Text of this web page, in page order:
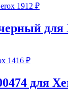
1912 ₽
для
1416 ₽
для